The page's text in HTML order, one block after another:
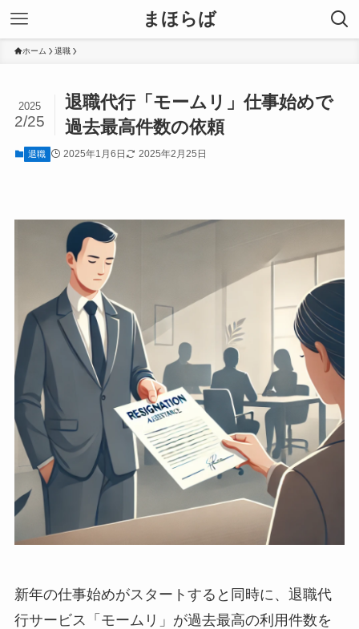
まほらば
ホーム 退職
退職代行「モームリ」仕事始めで
過去最高件数の依頼
2025
2/25
退職 2025年1月6日 2025年2月25日
新年の仕事始めがスタートすると同時に、退職代
行サービス「モームリ」が過去最高の利用件数を